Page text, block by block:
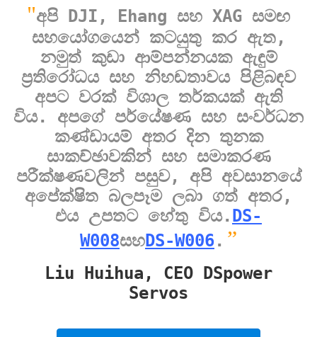
"අපි DJI, Ehang සහ XAG සමඟ
සහයෝගයෙන් කටයුතු කර ඇත,
නමුත් කුඩා ආම්පන්නයක ඇඳුම්
ප්‍රතිරෝධය සහ නිහඬතාවය පිළිබඳව
අපට වරක් විශාල තර්කයක් ඇති
විය. අපගේ පර්යේෂණ සහ සංවර්ධන
කණ්ඩායම් අතර දින තුනක
සාකච්ඡාවකින් සහ සමාකරණ
පරීක්ෂණවලින් පසුව, අපි අවසානයේ
අපේක්ෂිත බලපෑම ලබා ගත් අතර,
එය උපතට හේතු විය. DS-
W008සහDS-W006. ”
Liu Huihua, CEO DSpower
Servos